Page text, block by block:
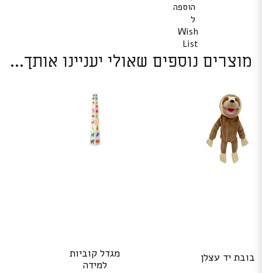
הוספה
ל
Wish
List
מוצרים נוספים שאולי יעניינו אותך...
בובת יד עצלן
מגדל קוביות
למידה